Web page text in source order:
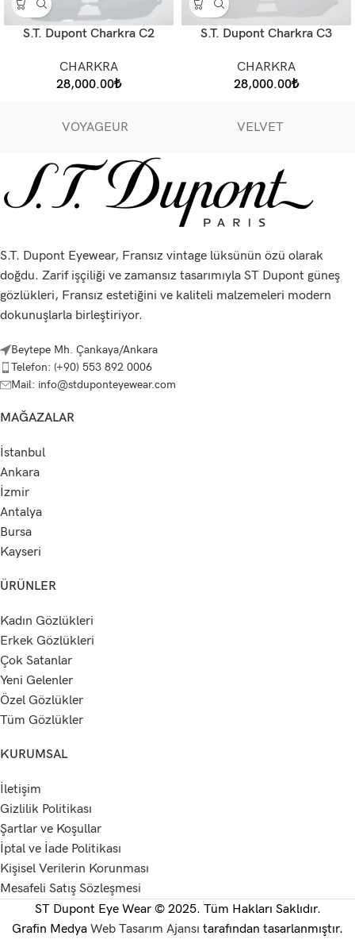
S.T. Dupont Charkra C2
CHARKRA
28,000.00₺
S.T. Dupont Charkra C3
CHARKRA
28,000.00₺
VOYAGEUR VELVET
S.T. Dupont Eyewear, Fransız vintage lüksünün özü olarak
doğdu. Zarif işçiliği ve zamansız tasarımıyla ST Dupont güneş
gözlükleri, Fransız estetiğini ve kaliteli malzemeleri modern
dokunuşlarla birleştiriyor.
Beytepe Mh. Çankaya/Ankara
Telefon: (+90) 553 892 0006
Mail: info@stduponteyewear.com
MAĞAZALAR
İstanbul
Ankara
İzmir
Antalya
Bursa
Kayseri
ÜRÜNLER
Kadın Gözlükleri
Erkek Gözlükleri
Çok Satanlar
Yeni Gelenler
Özel Gözlükler
Tüm Gözlükler
KURUMSAL
İletişim
Gizlilik Politikası
Şartlar ve Koşullar
İptal ve İade Politikası
Kişisel Verilerin Korunması
Mesafeli Satış Sözleşmesi
ST Dupont Eye Wear © 2025. Tüm Hakları Saklıdır.
Grafin Medya Web Tasarım Ajansı tarafından tasarlanmıştır.